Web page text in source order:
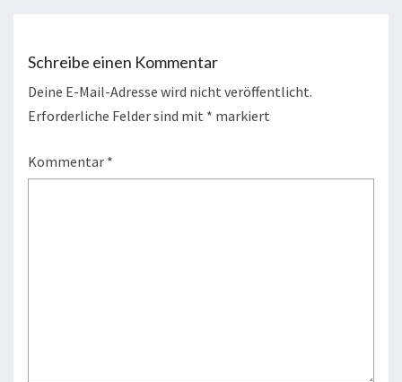
Schreibe einen Kommentar
Deine E-Mail-Adresse wird nicht veröffentlicht.
Erforderliche Felder sind mit * markiert
Kommentar *